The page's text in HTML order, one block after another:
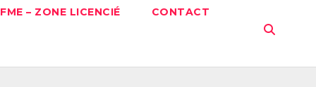
– ZONE LICENCIÉ CONTACT